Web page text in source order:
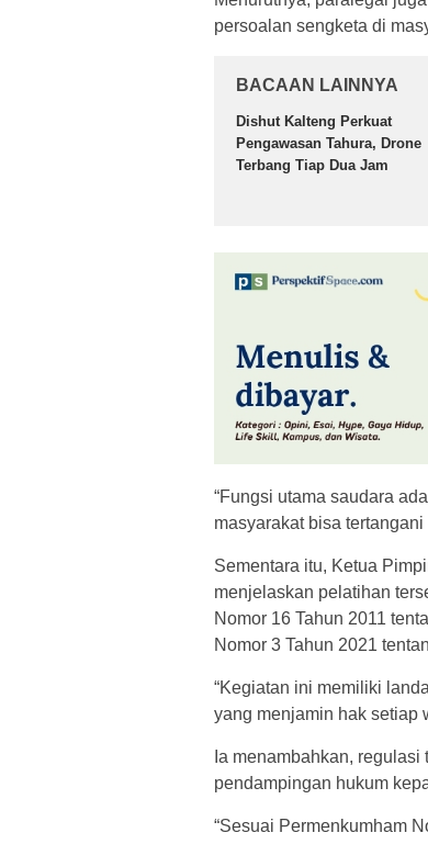
persoalan sengketa di
BACAAN LAINNYA
Dishut Kalteng Perkuat
Pengawasan Tahura, Drone
Terbang Tiap Dua Jam
“Fungsi utama saudara
masyarakat bisa
Sementara itu, Ketua
menjelaskan pelatihan
Nomor 16 Tahun 2011
Nomor 3 Tahun 2021
“Kegiatan ini memiliki
yang menjamin hak setiap
Ia menambahkan,
pendampingan hukum
“Sesuai Permenkumham